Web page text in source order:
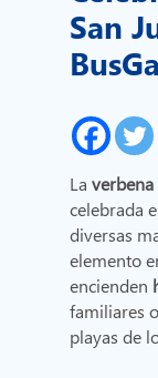
San
Laverbena
celebrada
diversas
elemento
encienden
familiares
playas de